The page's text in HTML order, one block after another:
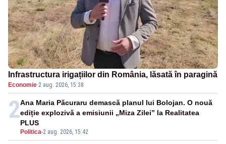
Infrastructura irigațiilor din România, lăsată în paragină
Economie·2 aug. 2026, 15:38
2
Politica-2 aug. 2026, 15:42
Ana Maria Păcuraru demască planul lui Bolojan. O nouă
ediție explozivă a emisiunii „Miza Zilei” la Realitatea
PLUS